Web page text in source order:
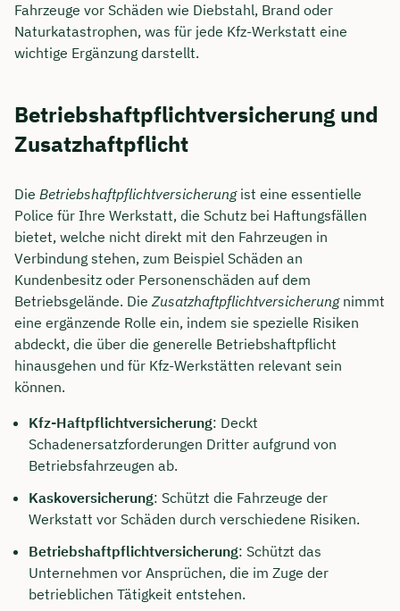
Fahrzeuge vor Schäden wie Diebstahl, Brand oder
Naturkatastrophen, was für jede Kfz-Werkstatt eine
wichtige Ergänzung darstellt.
Betriebshaftpflichtversicherung und
Zusatzhaftpflicht
Die Betriebshaftpflichtversicherungist eine essentielle
Police für Ihre Werkstatt, die Schutz bei Haftungsfällen
bietet, welche nicht direkt mit den Fahrzeugen in
Verbindung stehen, zum Beispiel Schäden an
Kundenbesitz oder Personenschäden auf dem
Betriebsgelände. Die Zusatzhaftpflichtversicherungnimmt
eine ergänzende Rolle ein, indem sie spezielle Risiken
abdeckt, die über die generelle Betriebshaftpflicht
hinausgehen und für Kfz-Werkstätten relevant sein
können.
Kfz-Haftpflichtversicherung: Deckt
Schadenersatzforderungen Dritter aufgrund von
Betriebsfahrzeugen ab.
Kaskoversicherung: Schützt die Fahrzeuge der
Werkstatt vor Schäden durch verschiedene Risiken.
Betriebshaftpflichtversicherung: Schützt das
Unternehmen vor Ansprüchen, die im Zuge der
betrieblichen Tätigkeit entstehen.
Jetzt persönliches
Beratungsgespräch mit Jonas
Ubben sichern 🤝
Wir beraten dich Montag bis Freitag von 8 bis